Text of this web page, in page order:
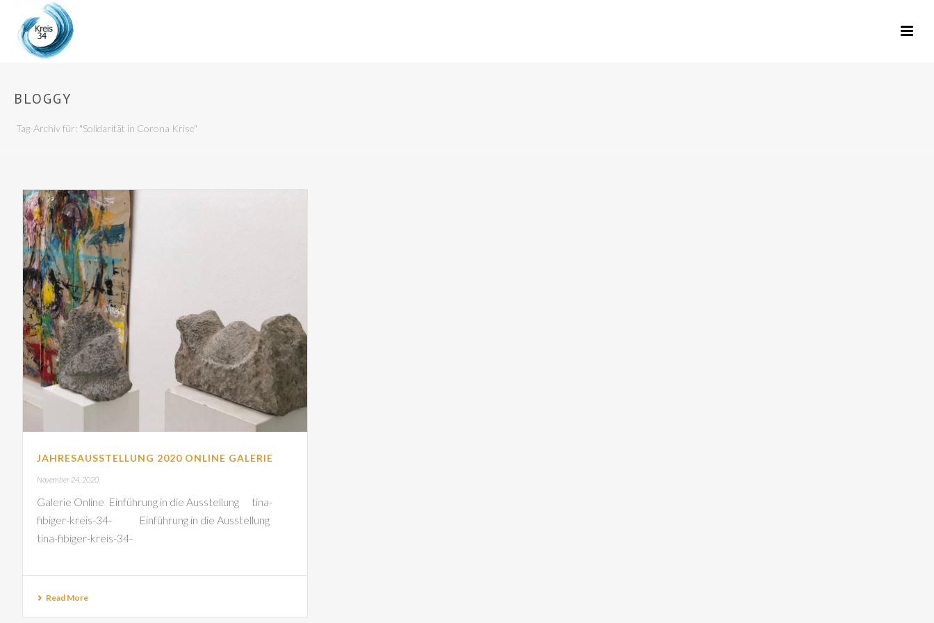
BLOGGY
Tag-Archiv für: "Solidarität in Corona Krise"
JAHRESAUSSTELLUNG 2020 ONLINE GALERIE
November 24, 2020
Galerie Online Einführung in die Ausstellung tina-
fibiger-kreis-34- Einführung in die Ausstellung
tina-fibiger-kreis-34-
Read More